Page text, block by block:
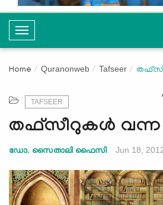
T
o
g
a
v
g
a
Home Quranonweb Tafseer
TAFSEER
തഫ്‌സീറുകള്‍ വന്ന
ഡോ. സൈതാലി ഫൈസി Jun 18,